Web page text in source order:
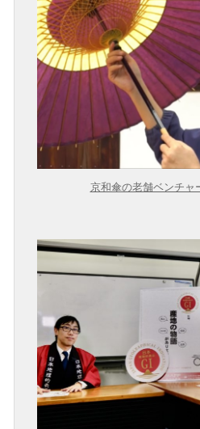
京和傘の老舗ベンチャ